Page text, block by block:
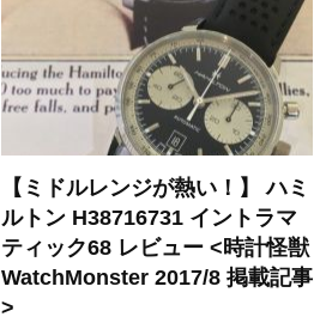
【ミドルレンジが熱い！】 ハミ
ルトン H38716731 イントラマ
ティック68 レビュー <時計怪獣
WatchMonster 2017/8 掲載記事
>